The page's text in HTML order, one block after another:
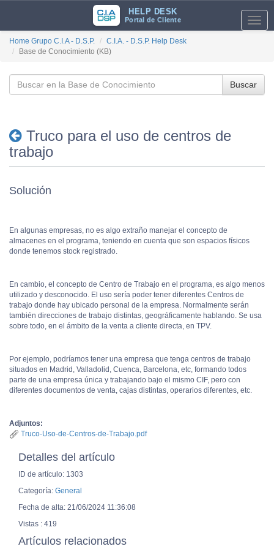
HELP DESK
Portal de Cliente
Home Grupo C.I.A - D.S.P.
C.I.A. - D.S.P. Help Desk
Base de Conocimiento (KB)
Buscar
Truco para el uso de centros de
trabajo
Solución
En algunas empresas, no es algo extraño manejar el concepto de
almacenes en el programa, teniendo en cuenta que son espacios físicos
donde tenemos stock registrado.
En cambio, el concepto de Centro de Trabajo en el programa, es algo menos
utilizado y desconocido. El uso sería poder tener diferentes Centros de
trabajo donde hay ubicado personal de la empresa. Normalmente serán
también direcciones de trabajo distintas, geográficamente hablando. Se usa
sobre todo, en el ámbito de la venta a cliente directa, en TPV.
Por ejemplo, podríamos tener una empresa que tenga centros de trabajo
situados en Madrid, Valladolid, Cuenca, Barcelona, etc, formando todos
parte de una empresa única y trabajando bajo el mismo CIF, pero con
diferentes documentos de venta, cajas distintas, operarios diferentes, etc.
Adjuntos:
Truco-Uso-de-Centros-de-Trabajo.pdf
Detalles del artículo
ID de artículo: 1303
Categoría: General
Fecha de alta: 21/06/2024 11:36:08
Vistas : 419
Artículos relacionados